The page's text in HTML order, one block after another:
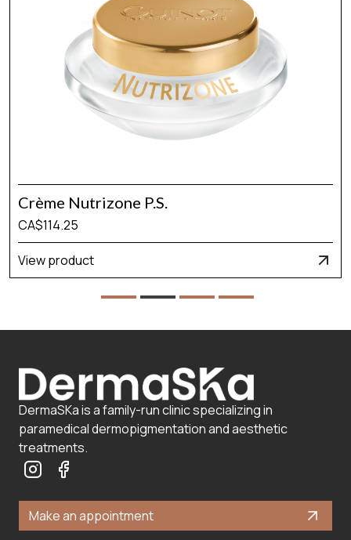
Crème Nutrizone P.S.
CA$114.25
View product
DermaSKa is a family-run clinic specializing in
paramedical dermopigmentation and aesthetic
treatments.
Make an appointment